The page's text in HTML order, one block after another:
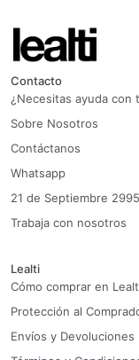
Contacto
¿Necesitas ayuda con
Sobre Nosotros
Contáctanos
Whatsapp
21 de Septiembre
Trabaja con nosotros
Lealti
Cómo comprar en
Protección al
Envíos y Devoluciones